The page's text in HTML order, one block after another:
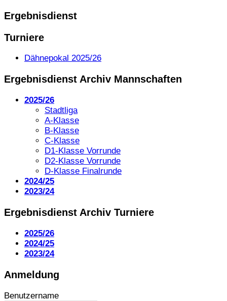
Ergebnisdienst
Turniere
Dähnepokal 2025/26
Ergebnisdienst Archiv Mannschaften
2025/26
Stadtliga
A-Klasse
B-Klasse
C-Klasse
D1-Klasse Vorrunde
D2-Klasse Vorrunde
D-Klasse Finalrunde
2024/25
2023/24
Ergebnisdienst Archiv Turniere
2025/26
2024/25
2023/24
Anmeldung
Benutzername